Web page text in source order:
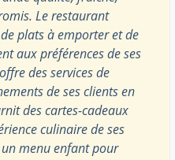
Le restaurant
plats à emporter et de
aux préférences de ses
des services de
de ses clients en
des cartes-cadeaux
culinaire de ses
menu enfant pour